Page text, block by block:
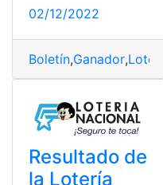
02/12/2022
Boletín,Ganador,Lotería
Resultado de
la Lotería